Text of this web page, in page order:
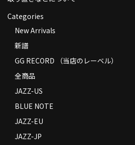
Categories
New Arrivals
新譜
GG RECORD （当店のレーベル）
全商品
JAZZ-US
BLUE NOTE
JAZZ-EU
JAZZ-JP